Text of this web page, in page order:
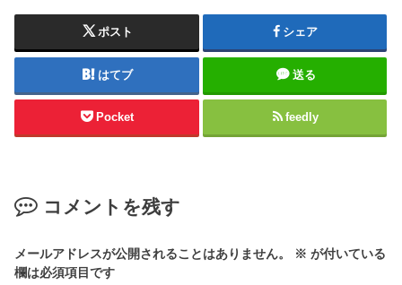
ポスト シェア
はてブ 送る
Pocket feedly
コメントを残す
メールアドレスが公開されることはありません。 ※ が付いている
欄は必須項目です